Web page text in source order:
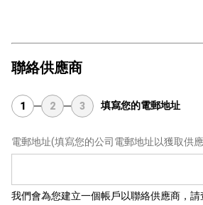
聯絡供應商
1 2 3 填寫您的電郵地址
電郵地址(填寫您的公司電郵地址以獲取供
我們會為您建立一個帳戶以聯絡供應商，請